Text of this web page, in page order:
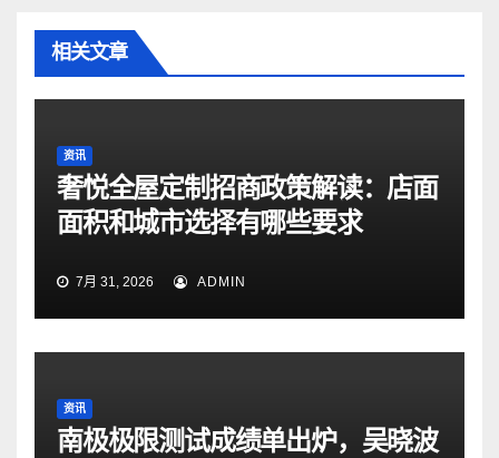
相关文章
资讯
奢悦全屋定制招商政策解读：店面
面积和城市选择有哪些要求
7月 31, 2026 ADMIN
资讯
南极极限测试成绩单出炉，吴晓波